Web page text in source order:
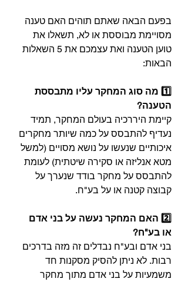
בפעם הבאה שאתם תוהים האם טענה
מסויימת מבוססת או לא, תשאלו את
טוען הטענה ואת עצמכם את 5 השאלות
הבאות:⁣
1️⃣ מה סוג המחקר עליו מתבססת
הטענה?⁣
⁣קיימת היררכיה בעולם המחקר, תמיד
נעדיף להתבסס על כמה שיותר מחקרים
איכותיים שנעשו על נושא מסויים (למשל
מטא אנליזה או סקירה שיטתית) לעומת
להתבסס על מחקר בודד שנערך על
קבוצה קטנה או על בע"ח.
2️⃣ האם המחקר נעשה על בני אדם
או בע"ח?⁣
⁣בני אדם ובע"ח נבדלים זה מזה בדרכים
רבות. לא ניתן להסיק מסקנות חד
משמעיות על בני אדם מתוך מחקר